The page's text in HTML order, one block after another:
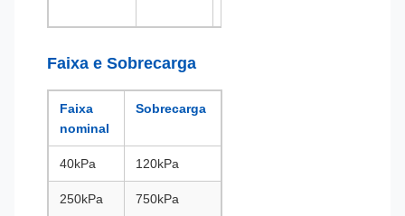
Faixa e Sobrecarga
Faixa
nominal
Sobrecarga
40kPa 120kPa
250kPa 750kPa